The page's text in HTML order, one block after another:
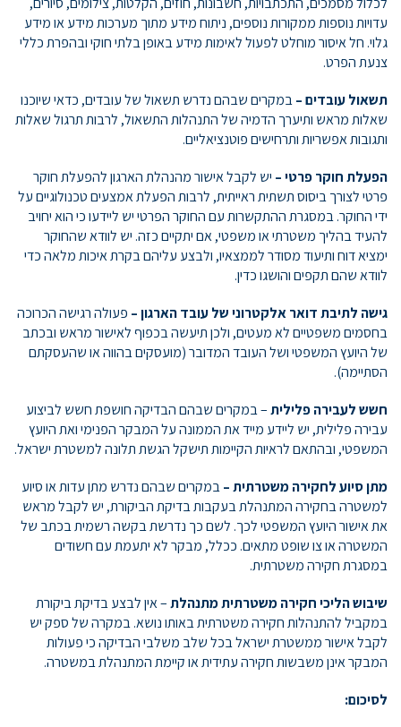
עדויות נוספות ממקורות נוספים, ניתוח מידע מתוך מערכות מידע או מידע
גלוי. חל איסור מוחלט לפעול לאימות מידע באופן בלתי חוקי ובהפרת כללי
צנעת הפרט.
תשאול עובדים –במקרים שבהם נדרש תשאול של עובדים, כדאי שיוכנו
שאלות מראש ותיערך הדמיה של התנהלות התשאול, לרבות תרגול שאלות
ותגובות אפשריות ותרחישים פוטנציאליים.
הפעלת חוקר פרטי – יש לקבל אישור מהנהלת הארגון להפעלת חוקר
פרטי לצורך ביסוס תשתית ראייתית, לרבות הפעלת אמצעים טכנולוגיים על
ידי החוקר. במסגרת ההתקשרות עם החוקר הפרטי יש ליידעו כי הוא יחויב
להעיד בהליך משטרתי או משפטי, אם יתקיים כזה. יש לוודא שהחוקר
ימציא דוח ותיעוד מסודר לממצאיו, ולבצע עליהם בקרת איכות מלאה כדי
לוודא שהם תקפים והושגו כדין.
גישה לתיבת דואר אלקטרוני של עובד הארגון – פעולה רגישה הכרוכה
בחסמים משפטיים לא מעטים, ולכן תיעשה בכפוף לאישור מראש ובכתב
של היועץ המשפטי ושל העובד המדובר (מועסקים בהווה או שהעסקתם
הסתיימה).
חשש לעבירה פלילית– במקרים שבהם הבדיקה חושפת חשש לביצוע
עבירה פלילית, יש ליידע מייד את הממונה על המבקר הפנימי ואת היועץ
המשפטי, ובהתאם לראיות הקיימות תישקל הגשת תלונה למשטרת ישראל.
מתן סיוע לחקירה משטרתית –במקרים שבהם נדרש מתן עדות או סיוע
למשטרה בחקירה המתנהלת בעקבות בדיקת הביקורת, יש לקבל מראש
את אישור היועץ המשפטי לכך. לשם כך נדרשת בקשה רשמית בכתב של
המשטרה או צו שופט מתאים. ככלל, מבקר לא יתעמת עם חשודים
במסגרת חקירה משטרתית.
שיבוש הליכי חקירה משטרתית מתנהלת– אין לבצע בדיקת ביקורת
במקביל להתנהלות חקירה משטרתית באותו נושא. במקרה של ספק יש
לקבל אישור ממשטרת ישראל בכל שלב משלבי הבדיקה כי פעולות
המבקר אינן משבשות חקירה עתידית או קיימת המתנהלת במשטרה.
לסיכום: